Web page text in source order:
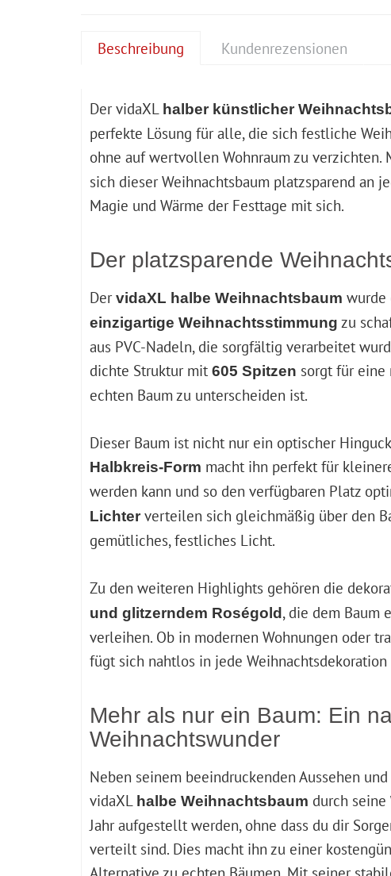
Beschreibung Kundenrezensionen
Der vidaXL halber künstlicher
perfekte Lösung für alle, die sich festliche
ohne auf wertvollen Wohnraum zu verzichten.
sich dieser Weihnachtsbaum platzsparend an
Magie und Wärme der Festtage mit sich.
Der platzsparende
DervidaXL halbe Weihnachtsbaum wurde
einzigartige Weihnachtsstimmung zu
aus PVC-Nadeln, die sorgfältig verarbeitet
dichte Struktur mit 605 Spitzen sorgt für eine
echten Baum zu unterscheiden ist.
Dieser Baum ist nicht nur ein optischer
Halbkreis-Form macht ihn perfekt für
werden kann und so den verfügbaren Platz
Lichter verteilen sich gleichmäßig über den
gemütliches, festliches Licht.
Zu den weiteren Highlights gehören die
und glitzerndem Roségold , die dem Baum
verleihen. Ob in modernen Wohnungen oder
fügt sich nahtlos in jede Weihnachtsdekoration
Mehr als nur ein Baum: Ein
Weihnachtswunder
Neben seinem beeindruckenden Aussehen
vidaXL
halbe Weihnachtsbaum durch seine
Jahr aufgestellt werden, ohne dass du dir
verteilt sind. Dies macht ihn zu einer